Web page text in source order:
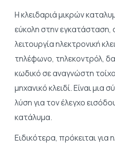
H κλειδαριά μικρών
εύκολη στην εγκατάσταση,
λειτουργία ηλεκτρονική
τηλέφωνο, τηλεκοντρόλ,
κωδικό σε αναγνώστη
μηχανικό κλειδί. Είναι μια
λύση για τον έλεγχο
κατάλυμα.
Ειδικότερα, πρόκειται για